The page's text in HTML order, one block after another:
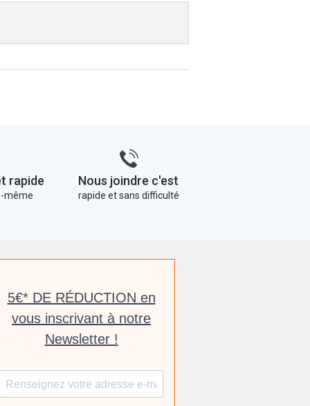
rapide
même
Nous joindre c'est
rapide et sans difficulté